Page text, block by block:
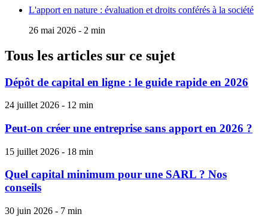
L'apport en nature : évaluation et droits conférés à la société
26 mai 2026 - 2 min
Tous les articles sur ce sujet
Dépôt de capital en ligne : le guide rapide en 2026
24 juillet 2026 - 12 min
Peut-on créer une entreprise sans apport en 2026 ?
15 juillet 2026 - 18 min
Quel capital minimum pour une SARL ? Nos
conseils
30 juin 2026 - 7 min